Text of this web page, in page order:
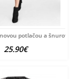
potlačou a
25.90€